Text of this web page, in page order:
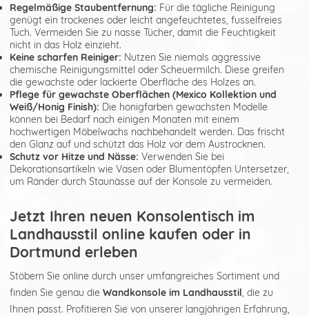
Regelmäßige Staubentfernung: Für die tägliche Reinigung
genügt ein trockenes oder leicht angefeuchtetes, fusselfreies
Tuch. Vermeiden Sie zu nasse Tücher, damit die Feuchtigkeit
nicht in das Holz einzieht.
Keine scharfen Reiniger: Nutzen Sie niemals aggressive
chemische Reinigungsmittel oder Scheuermilch. Diese greifen
die gewachste oder lackierte Oberfläche des Holzes an.
Pflege für gewachste Oberflächen (Mexico Kollektion und
Weiß/Honig Finish): Die honigfarben gewachsten Modelle
können bei Bedarf nach einigen Monaten mit einem
hochwertigen Möbelwachs nachbehandelt werden. Das frischt
den Glanz auf und schützt das Holz vor dem Austrocknen.
Schutz vor Hitze und Nässe: Verwenden Sie bei
Dekorationsartikeln wie Vasen oder Blumentöpfen Untersetzer,
um Ränder durch Staunässe auf der Konsole zu vermeiden.
Jetzt Ihren neuen Konsolentisch im
Landhausstil online kaufen oder in
Dortmund erleben
Stöbern Sie online durch unser umfangreiches Sortiment und
finden Sie genau die Wandkonsole im Landhausstil, die zu
Ihnen passt. Profitieren Sie von unserer langjährigen Erfahrung,